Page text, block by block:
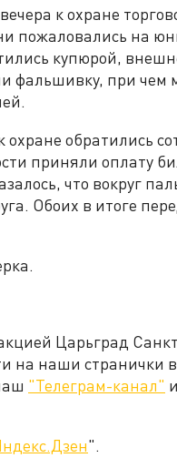
к охране
пожаловались на
купюрой,
фальшивку, при чем
обратились
приняли оплату
что вокруг
Обоих в итоге
Царьград
на наши странички
"Телеграм-канал"
".